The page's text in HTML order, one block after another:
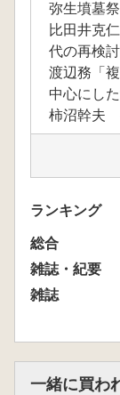
弥生墳墓祭
比田井克
代の再検
渡辺務「
中心にした
柿沼幹夫
へ
-東松山
出土土器
ランキング
総合
雑誌・紀要
雑誌
一緒に買わ